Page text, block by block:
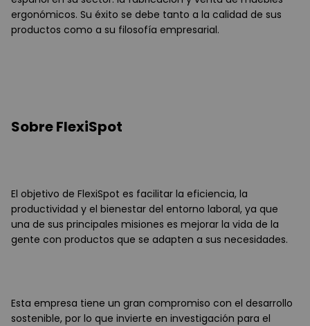
ergonómicos. Su éxito se debe tanto a la calidad de sus
productos como a su filosofía empresarial.
Sobre FlexiSpot
El objetivo de FlexiSpot es facilitar la eficiencia, la
productividad y el bienestar del entorno laboral, ya que
una de sus principales misiones es mejorar la vida de la
gente con productos que se adapten a sus necesidades.
Esta empresa tiene un gran compromiso con el desarrollo
sostenible, por lo que invierte en investigación para el